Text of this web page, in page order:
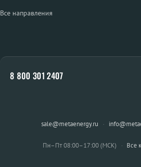
Все направления
8 800 301 2407
sale@metaenergy.ru ·
Пн–Пт 08:00–17:00 (МСК) · Все